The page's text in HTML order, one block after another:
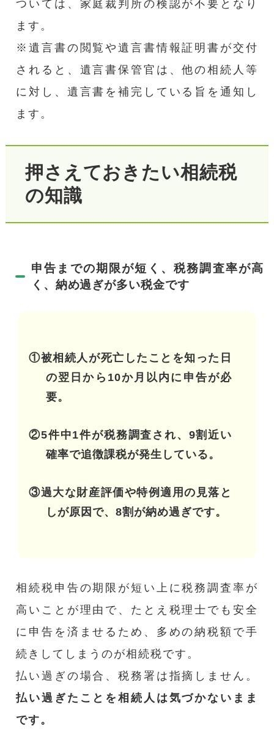
ついては、家庭裁判所の検認が不要となり
ます。
※遺言書の閲覧や遺言書情報証明書が交付
されると、遺言書保管官は、他の相続人等
に対し、遺言書を補完している旨を通知し
ます。
押さえておきたい相続税
の知識
申告までの期限が短く、税務調査率が高
く、納め過ぎが多い税金です
①被相続人が死亡したことを知った日
の翌日から10か月以内に申告が必
要。
②5件中1件が税務調査され、9割近い
確率で追徴課税が発生している。
③過大な財産評価や特例適用の見落と
しが原因で、8割が納め過ぎです。
相続税申告の期限が短い上に税務調査率が
高いことが理由で、たとえ税理士でも安全
に申告を済ませるため、多めの納税額で手
続きしてしまうのが相続税です。
払い過ぎの場合、税務署は指摘しません。
払い過ぎたことを相続人は気づかないまま
です。